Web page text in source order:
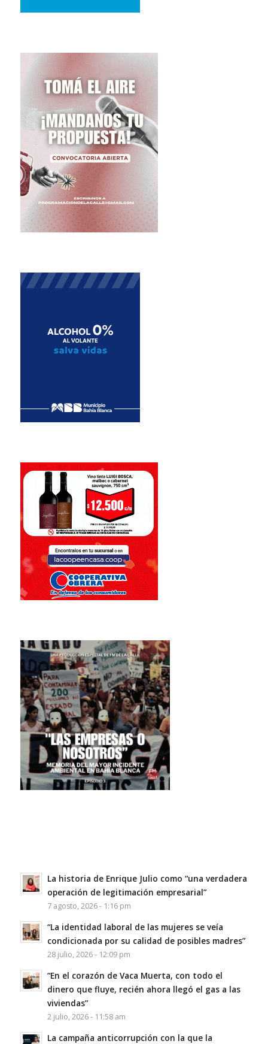
La historia de Enrique Julio como “una verdadera
operación de legitimación empresarial”
7 agosto, 2026 - 1:16 pm
“La identidad laboral de las mujeres se veía
condicionada por su calidad de posibles madres”
28 julio, 2026 - 12:09 pm
“En el corazón de Vaca Muerta, con todo el
dinero que fluye, recién ahora llegó el gas a las
viviendas”
2 julio, 2026 - 11:58 am
La campaña anticorrupción con la que la